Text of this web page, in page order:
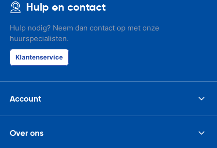
Hulp en contact
Hulp nodig? Neem dan contact op met onze
huurspecialisten.
Klantenservice
Account
Over ons